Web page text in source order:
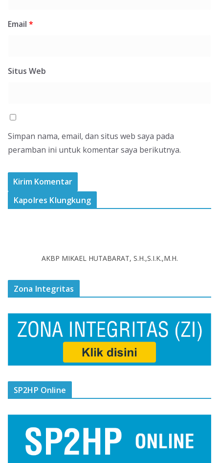
Email *
Situs Web
Simpan nama, email, dan situs web saya pada
peramban ini untuk komentar saya berikutnya.
Kapolres Klungkung
AKBP MIKAEL HUTABARAT, S.H.,S.I.K.,M.H.
Zona Integritas
SP2HP Online